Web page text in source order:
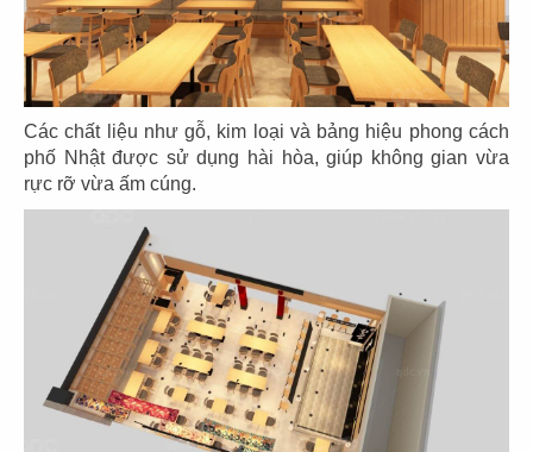
Các chất liệu như gỗ, kim loại và bảng hiệu phong cách
phố Nhật được sử dụng hài hòa, giúp không gian vừa
rực rỡ vừa ấm cúng.
CHI TIẾT
THIẾT KẾ NHÀ HÀNG NHẬT
MUTSUMIAN